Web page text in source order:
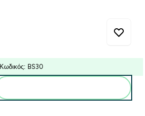
Κωδικός: BS30